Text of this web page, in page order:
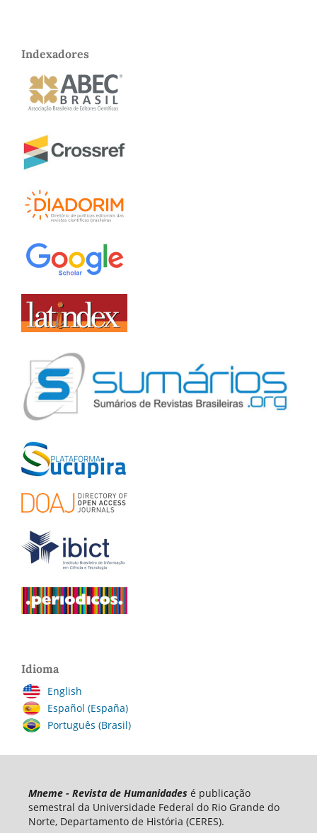
Indexadores
Idioma
English
Español (España)
Português (Brasil)
Mneme - Revista de Humanidades é publicação
semestral da Universidade Federal do Rio Grande do
Norte, Departamento de História (CERES).